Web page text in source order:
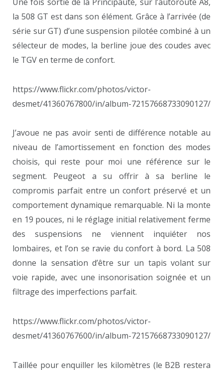
la 508 GT est dans son élément. Grâce à l’arrivée (de
série sur GT) d’une suspension pilotée combiné à un
sélecteur de modes, la berline joue des coudes avec
le TGV en terme de confort.
https://www.flickr.com/photos/victor-
desmet/41360767800/in/album-72157668733090127/
J’avoue ne pas avoir senti de différence notable au
niveau de l’amortissement en fonction des modes
choisis, qui reste pour moi une référence sur le
segment. Peugeot a su offrir à sa berline le
compromis parfait entre un confort préservé et un
comportement dynamique remarquable. Ni la monte
en 19 pouces, ni le réglage initial relativement ferme
des suspensions ne viennent inquiéter nos
lombaires, et l’on se ravie du confort à bord. La 508
donne la sensation d’être sur un tapis volant sur
voie rapide, avec une insonorisation soignée et un
filtrage des imperfections parfait.
https://www.flickr.com/photos/victor-
desmet/41360767600/in/album-72157668733090127/
Taillée pour enquiller les kilomètres (le B2B restera